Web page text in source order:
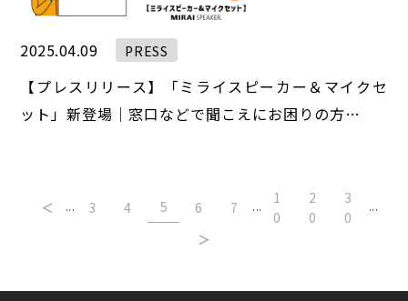
2025.04.09 PRESS
【プレスリリース】「ミライスピーカー＆マイクセ
ット」新登場｜窓口などで聞こえにお困りの方…
＜ ... 3 4 5 6 7 ...
1
0
2
0
3
0
...
＞